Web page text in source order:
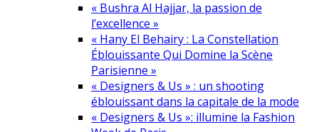
« Bushra Al Hajjar, la passion de
l’excellence »
« Hany El Behairy : La Constellation
Éblouissante Qui Domine la Scène
Parisienne »
« Designers & Us » : un shooting
éblouissant dans la capitale de la mode
« Designers & Us »: illumine la Fashion